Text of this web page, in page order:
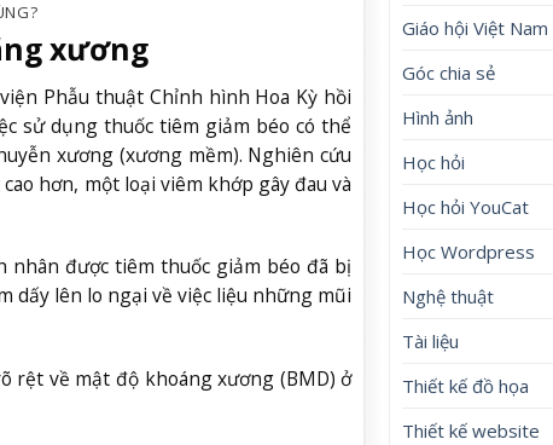
xương
Phẫu thuật Chỉnh hình Hoa Kỳ hồi
sử dụng thuốc tiêm giảm béo có thể
xương (xương mềm). Nghiên cứu
hơn, một loại viêm khớp gây đau và
nhân được tiêm thuốc giảm béo đã bị
dấy lên lo ngại về việc liệu những mũi
rệt về mật độ khoáng xương (BMD) ở
Giáo hội Việt Nam
Góc chia sẻ
Hình ảnh
Học hỏi
Học hỏi YouCat
Học Wordpress
Nghệ thuật
Tài liệu
Thiết kế đồ họa
Thiết kế website